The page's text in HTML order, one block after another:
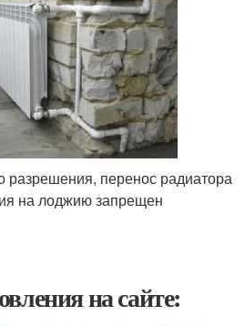
перенос радиатора
на лоджию запрещен
на сайте: